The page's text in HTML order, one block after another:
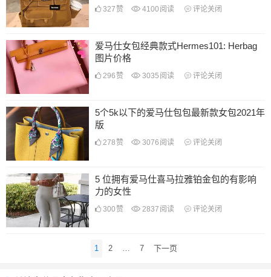
327 赞 4100 阅读 评论关闭
爱马仕女包经典款式Hermes101: Herbag
图片价格
296 赞 3035 阅读 评论关闭
5个5k以下的爱马仕包包最新款女包2021年
版
278 赞 3076 阅读 评论关闭
5 位拥有爱马仕喜马拉雅铂金包的有影响
力的女性
300 赞 2837 阅读 评论关闭
1 2 … 7 下一页